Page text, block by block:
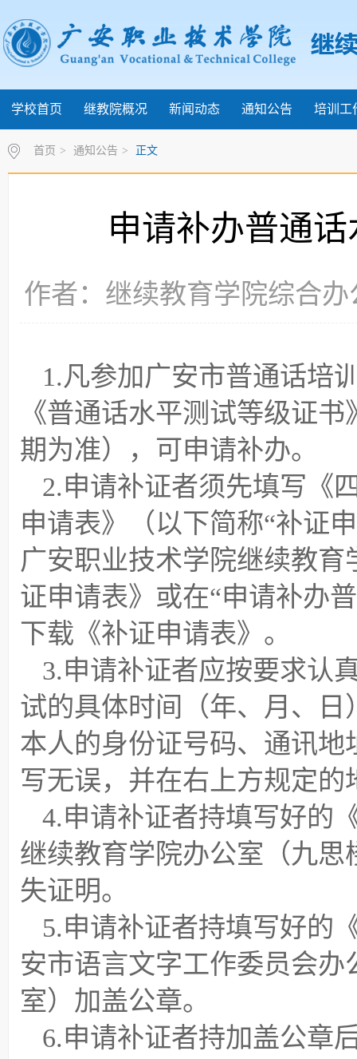
学校首页 继教院概况 新闻动态 通知公告 培训工
首页 > 通知公告 > 正文
申请补办普通
作者：继续教育学院综合办
1.凡参加广安市普通话培
《普通话水平测试等级证
期为准），可申请补办。
2.申请补证者须先填写《
申请表》（以下简称“补证
广安职业技术学院继续教
证申请表》或在“申请补办
下载《补证申请表》。
3.申请补证者应按要求认
试的具体时间（年、月、
本人的身份证号码、通讯
写无误，并在右上方规定
4.申请补证者持填写好的
继续教育学院办公室（九思
失证明。
5.申请补证者持填写好的
安市语言文字工作委员会
室）加盖公章。
6.申请补证者持加盖公章